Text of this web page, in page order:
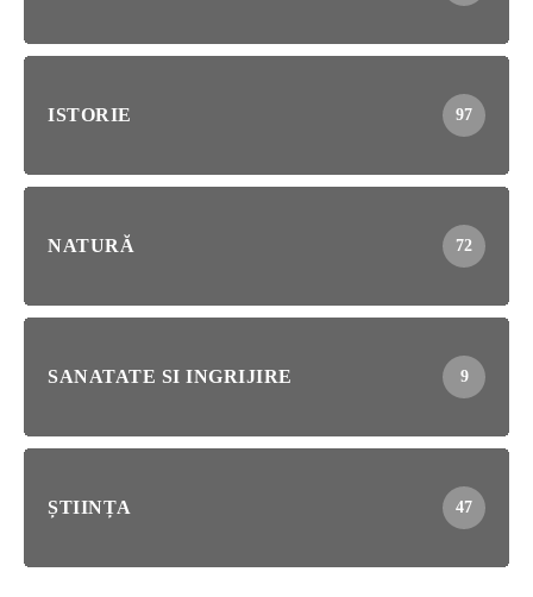
ISTORIE 97
NATURĂ 72
SANATATE SI INGRIJIRE 9
ȘTIINȚA 47